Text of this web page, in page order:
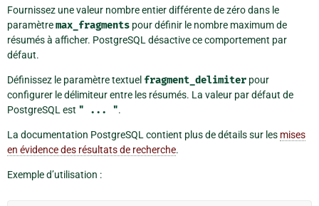
Fournissez une valeur nombre entier différente de zéro dans le
paramètremax_fragments pour définir le nombre maximum de
résumés à afficher. PostgreSQL désactive ce comportement par
défaut.
Définissez le paramètre textuel fragment_delimiter pour
configurer le délimiteur entre les résumés. La valeur par défaut de
PostgreSQL est " ... ".
La documentation PostgreSQL contient plus de détails sur les mises
en évidence des résultats de recherche.
Exemple d’utilisation :